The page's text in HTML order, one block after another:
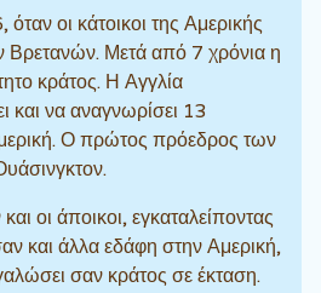
οι κάτοικοι της Αμερικής
Βρετανών. Μετά από 7 χρόνια η
κράτος. Η Αγγλία
και να αναγνωρίσει 13
Ο πρώτος πρόεδρος των
οι άποικοι, εγκαταλείποντας
και άλλα εδάφη στην Αμερική,
σαν κράτος σε έκταση.